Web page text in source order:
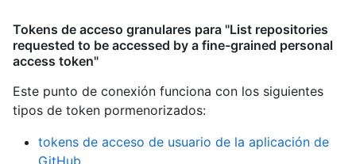
Tokens de acceso granulares para "List repositories
requested to be accessed by a fine-grained personal
access token"
Este punto de conexión funciona con los siguientes
tipos de token pormenorizados:
tokens de acceso de usuario de la aplicación de
GitHub